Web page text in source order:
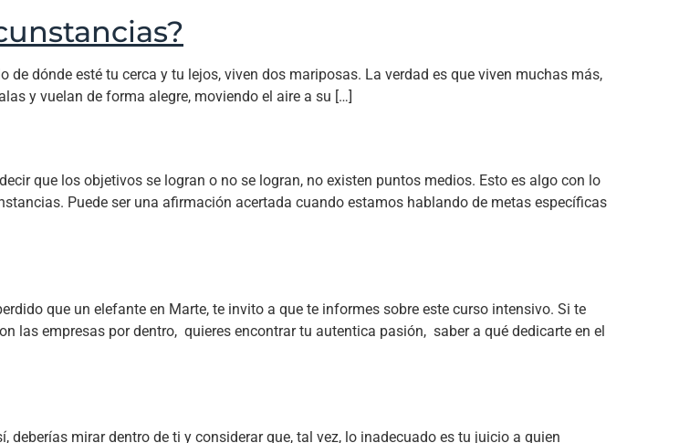
de dónde esté tu cerca y tu lejos, viven dos mariposas. La verdad es que viven muchas más,
y vuelan de forma alegre, moviendo el aire a su […]
que los objetivos se logran o no se logran, no existen puntos medios. Esto es algo con lo
Puede ser una afirmación acertada cuando estamos hablando de metas específicas
que un elefante en Marte, te invito a que te informes sobre este curso intensivo. Si te
las empresas por dentro, quieres encontrar tu autentica pasión, saber a qué dedicarte en el
mirar dentro de ti y considerar que, tal vez, lo inadecuado es tu juicio a quien